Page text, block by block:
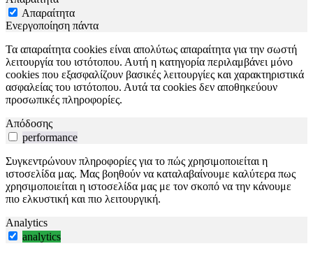
Απαραίτητα
Ενεργοποίηση πάντα
Τα απαραίτητα cookies είναι απολύτως απαραίτητα για την σωστή
λειτουργία του ιστότοπου. Αυτή η κατηγορία περιλαμβάνει μόνο
cookies που εξασφαλίζουν βασικές λειτουργίες και χαρακτηριστικά
ασφαλείας του ιστότοπου. Αυτά τα cookies δεν αποθηκεύουν
προσωπικές πληροφορίες.
Απόδοσης
performance
Συγκεντρώνουν πληροφορίες για το πώς χρησιμοποιείται η
ιστοσελίδα μας. Μας βοηθούν να καταλαβαίνουμε καλύτερα πως
χρησιμοποιείται η ιστοσελίδα μας με τον σκοπό να την κάνουμε
πιο ελκυστική και πιο λειτουργική.
Analytics
analytics